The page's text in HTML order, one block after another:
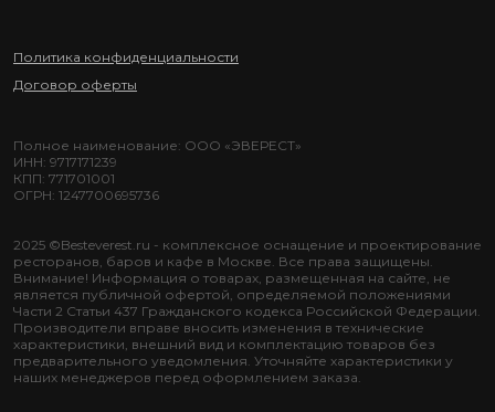
Политика конфиденциальности
Договор оферты
2025 ©Besteverest.ru - комплексное оснащение и проектирование
ресторанов, баров и кафе в Москве. Все права защищены.
Внимание! Информация о товарах, размещенная на сайте, не
является публичной офертой, определяемой положениями
Части 2 Статьи 437 Гражданского кодекса Российской Федерации.
Производители вправе вносить изменения в технические
характеристики, внешний вид и комплектацию товаров без
предварительного уведомления. Уточняйте характеристики у
наших менеджеров перед оформлением заказа.
Полное наименование: ООО «ЭВЕРЕСТ»
ИНН: 9717171239
КПП: 771701001
ОГРН: 1247700695736